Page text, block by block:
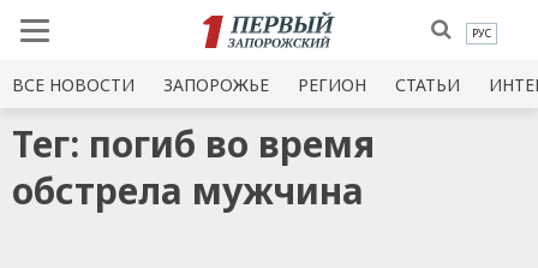
РУС
ВСЕ НОВОСТИ ЗАПОРОЖЬЕ РЕГИОН СТАТЬИ
Тег: погиб во время
обстрела мужчина